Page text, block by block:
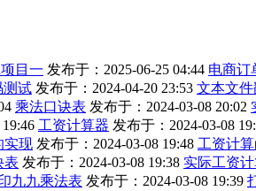
项目一 发布于：2025-06-25 04:44 电商订
测试 发布于：2024-04-20 23:53 文本文件
乘法口诀表 发布于：2024-03-08 20:02
工资计算器 发布于：2024-03-08
实现 发布于：2024-03-08 19:48 工资计
表 发布于：2024-03-08 19:38 实际工资
九九乘法表 发布于：2024-03-08 19:39